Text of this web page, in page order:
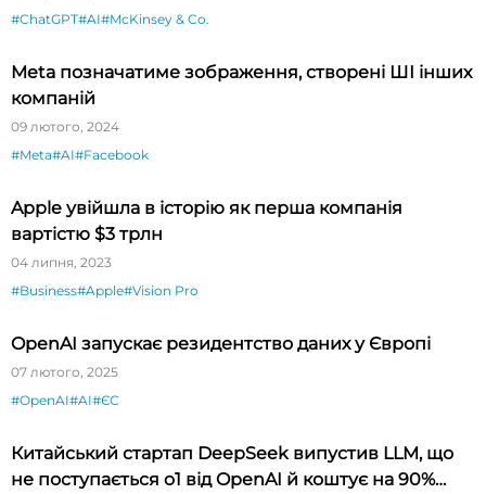
#ChatGPT#AI#McKinsey & Co.
Meta позначатиме зображення, створені ШІ інших
компаній
09 лютого, 2024
#Meta#AI#Facebook
Apple увійшла в історію як перша компанія
вартістю $3 трлн
04 липня, 2023
#Business#Apple#Vision Pro
OpenAI запускає резидентство даних у Європі
07 лютого, 2025
#OpenAI#AI#ЄС
Китайський стартап DeepSeek випустив LLM, що
не поступається o1 від OpenAI й коштує на 90%